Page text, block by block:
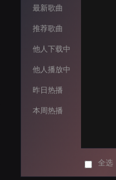
最新歌曲
推荐歌曲
他人下载中
他人播放中
昨日热播
本周热播
全选